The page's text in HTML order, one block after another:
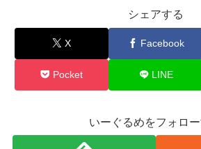
シェアする
X Facebook
Pocket LINE
いーぐるめをフォロ